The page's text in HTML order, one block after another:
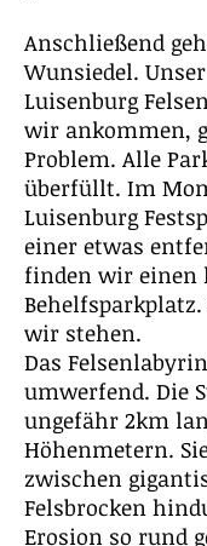
Anschließend
Wunsiedel.
Luisenburg
wir ankommen,
Problem. Alle
überfüllt. Im
Luisenburg
einer etwas
finden wir einen
wir stehen.
Das
umwerfend. Die
ungefähr 2km
Höhenmetern.
zwischen
Felsbrocken
Erosion so rund